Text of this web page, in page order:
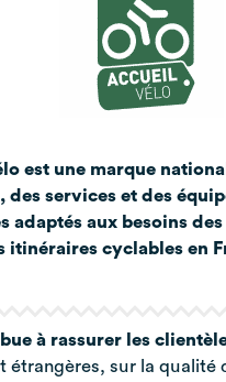
est une marque
des services et des
adaptés aux besoins
itinéraires cyclables en
à rassurer les
étrangères, sur la qualité